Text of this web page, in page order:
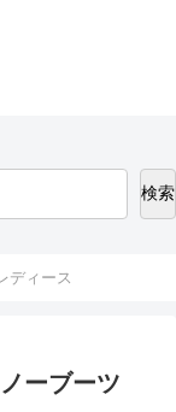
検索
ディース
ーブーツ